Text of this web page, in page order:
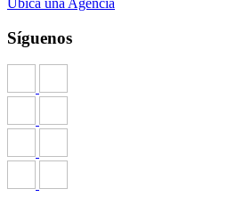
Ubica una Agencia
Síguenos